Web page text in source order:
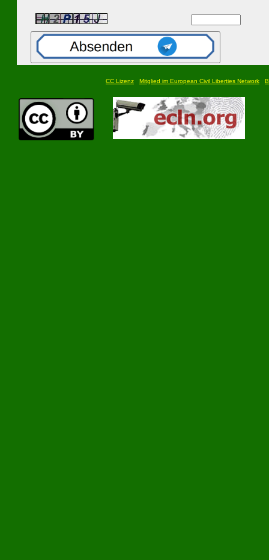
CC Lizenz Mitglied im European Civil Liberties Network